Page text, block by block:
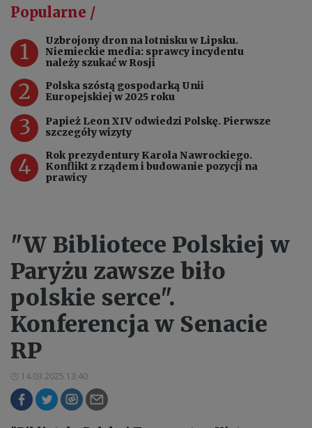
Popularne /
1
Uzbrojony dron na lotnisku w Lipsku.
Niemieckie media: sprawcy incydentu
należy szukać w Rosji
2
Polska szóstą gospodarką Unii
Europejskiej w 2025 roku
3
Papież Leon XIV odwiedzi Polskę. Pierwsze
szczegóły wizyty
4
Rok prezydentury Karola Nawrockiego.
Konflikt z rządem i budowanie pozycji na
prawicy
"W Bibliotece Polskiej w
Paryżu zawsze biło
polskie serce".
Konferencja w Senacie
RP
14.03.2025 13:40